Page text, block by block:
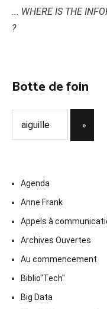
... WHERE IS THE
?
Botte de foin
Agenda
Anne Frank
Appels à
Archives Ouvertes
Au commencement
Biblio"Tech"
Big Data